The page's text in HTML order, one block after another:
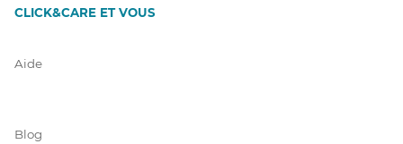
CLICK&CARE ET VOUS
Aide
Blog